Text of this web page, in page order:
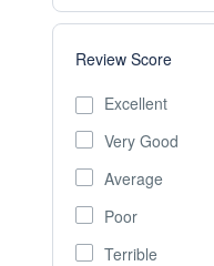
Review Score
Excellent
Very Good
Average
Poor
Terrible